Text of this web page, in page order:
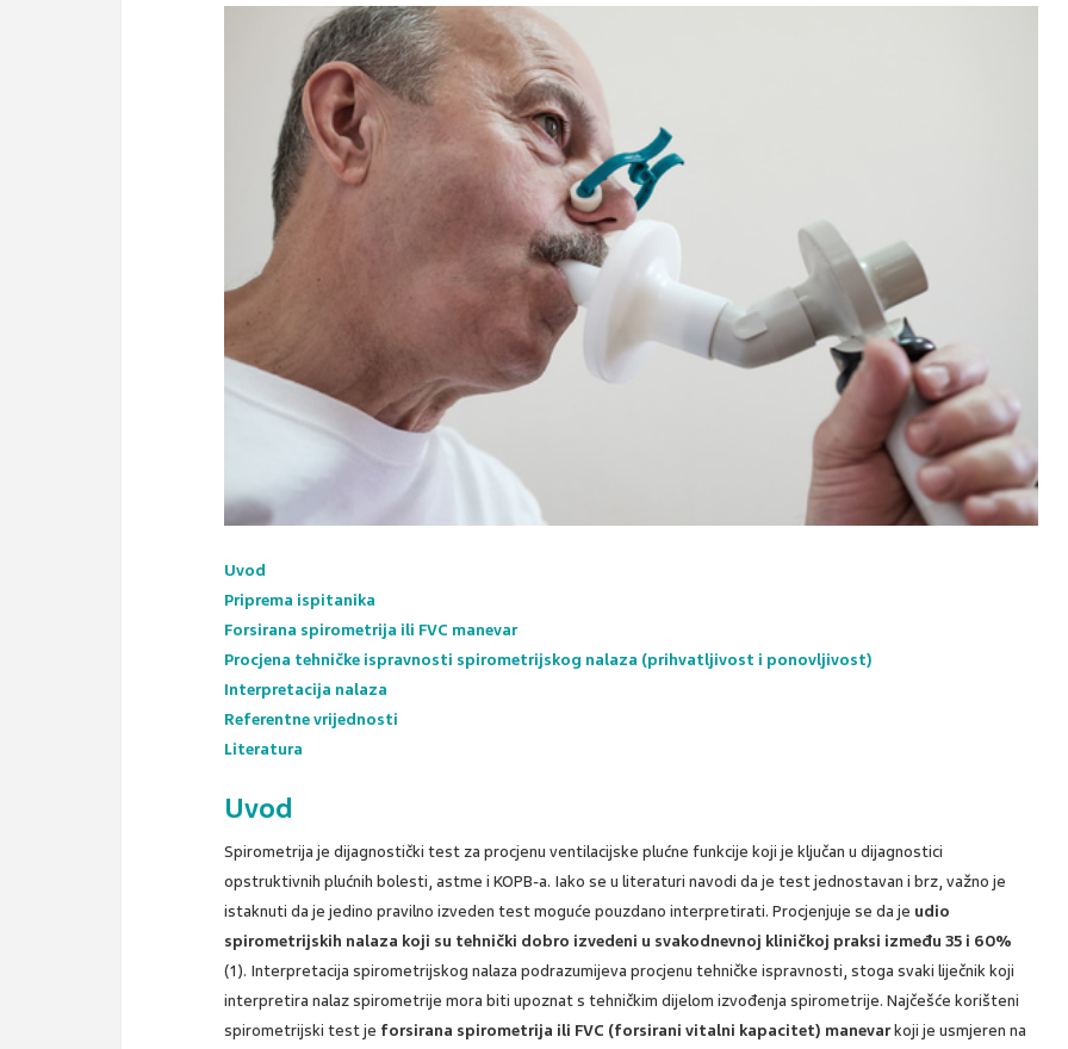
Uvod
Priprema ispitanika
Forsirana spirometrija ili FVC manevar
Procjena tehničke ispravnosti spirometrijskog nalaza (prihvatljivost i ponovljivost)
Interpretacija nalaza
Referentne vrijednosti
Literatura
Uvod
Spirometrija je dijagnostički test za procjenu ventilacijske plućne funkcije koji je ključan u dijagnostici
opstruktivnih plućnih bolesti, astme i KOPB-a. Iako se u literaturi navodi da je test jednostavan i brz, važno je
istaknuti da je jedino pravilno izveden test moguće pouzdano interpretirati. Procjenjuje se da je udio
spirometrijskih nalaza koji su tehnički dobro izvedeni u svakodnevnoj kliničkoj praksi između 35 i 60%
(1). Interpretacija spirometrijskog nalaza podrazumijeva procjenu tehničke ispravnosti, stoga svaki liječnik koji
interpretira nalaz spirometrije mora biti upoznat s tehničkim dijelom izvođenja spirometrije. Najčešće korišteni
spirometrijski test je forsirana spirometrija ili FVC (forsirani vitalni kapacitet) manevarkoji je usmjeren na